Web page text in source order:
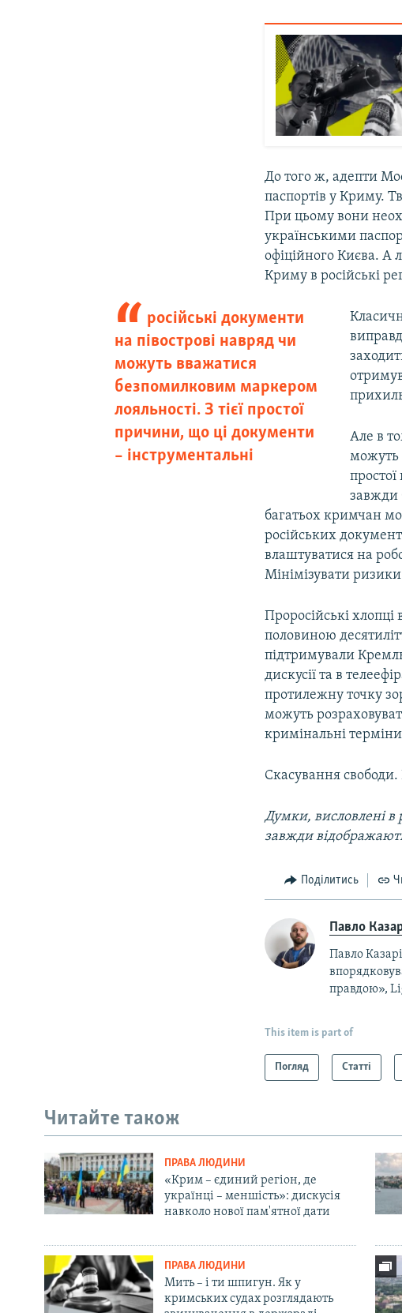
До того ж, адепти
паспортів у Криму.
При цьому вони
українськими
офіційного Києва. А
Криму в російські
російські документи
на півострові навряд чи
можуть вважатися
безпомилковим маркером
лояльності. З тієї простої
причини, що ці документи
–​ інструментальні
Але в
можуть
завжди
багатьох кримчан
російських
влаштуватися на
Мінімізувати
Проросійські
половиною
підтримували
дискусії та в
протилежну точку
можуть
кримінальні
Скасування свободи.
Думки, висловлені в
завжди
Поділитись
Павло
Павло
правдою»,
This item is part of
Погляд Статті
Читайте також
ПРАВА ЛЮДИНИ
«Крим – єдиний регіон, де
українці – меншість»: дискусія
навколо нової пам'ятної дати
ПРАВА ЛЮДИНИ
Мить – і ти шпигун. Як у
кримських судах розглядають